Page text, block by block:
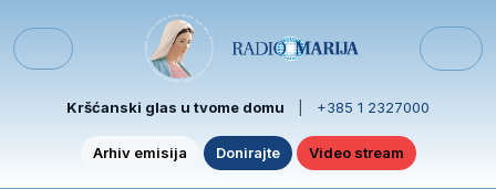
Menu
Kršćanski glas u tvome domu +385 1 2327000
Arhiv emisija Donirajte Video stream